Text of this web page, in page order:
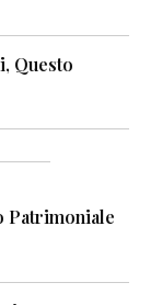
Questo
Patrimoniale